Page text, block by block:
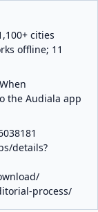
cities
offline; 11
the Audiala app
details?
process/